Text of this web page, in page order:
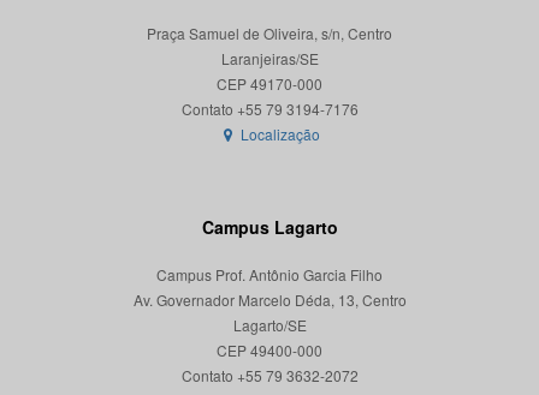
Praça Samuel de Oliveira, s/n, Centro
Laranjeiras/SE
CEP 49170-000
Localização
Campus Lagarto
Campus Prof. Antônio Garcia Filho
Av. Governador Marcelo Déda, 13, Centro
Lagarto/SE
CEP 49400-000